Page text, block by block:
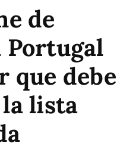
de
Portugal
que debe
lista